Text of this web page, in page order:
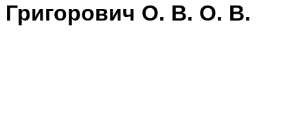
Григорович О. В. О. В.